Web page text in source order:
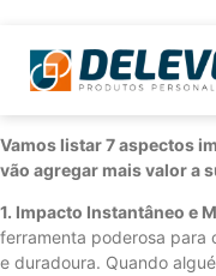
Vamos listar 7 aspectos
vão agregar mais valor a
1. Impacto Instantâneo e
ferramenta poderosa para
e duradoura. Quando